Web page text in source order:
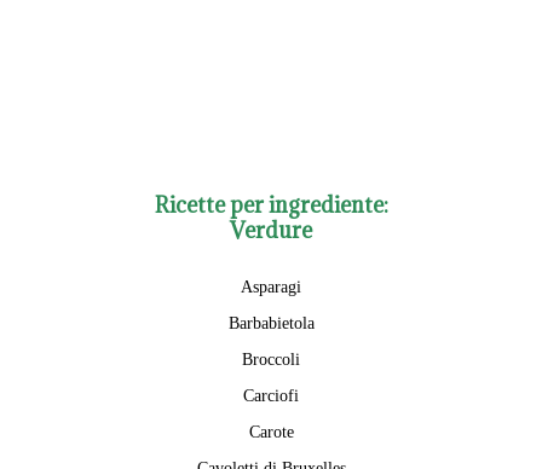
Ricette per ingrediente:
Verdure
Asparagi
Barbabietola
Broccoli
Carciofi
Carote